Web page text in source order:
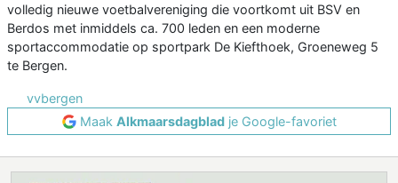
volledig nieuwe voetbalvereniging die voortkomt uit BSV en
Berdos met inmiddels ca. 700 leden en een moderne
sportaccommodatie op sportpark De Kiefthoek, Groeneweg 5
te Bergen.
vvbergen
Maak Alkmaarsdagbladje Google-favoriet